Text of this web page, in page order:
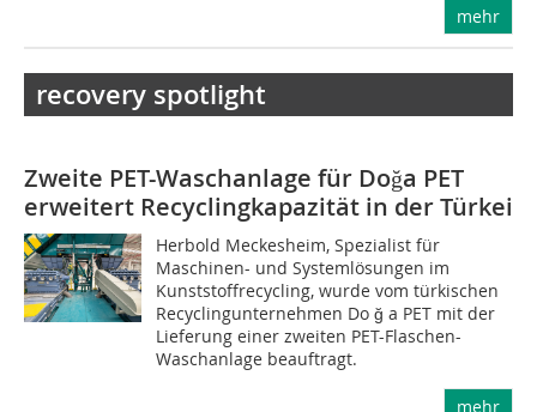
mehr
recovery spotlight
Zweite PET-Waschanlage für Doğa PET
erweitert Recyclingkapazität in der Türkei
Herbold Meckesheim, Spezialist für
Maschinen- und Systemlösungen im
Kunststoffrecycling, wurde vom türkischen
Recyclingunternehmen Do ğ a PET mit der
Lieferung einer zweiten PET-Flaschen-
Waschanlage beauftragt.
mehr